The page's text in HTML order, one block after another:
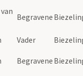
Begravene
Vader
Begravene